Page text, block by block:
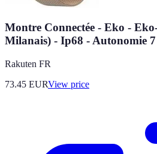
Montre Connectée - Eko -
Milanais) - Ip68 - Autonomie
Rakuten FR
73.45 EURView price